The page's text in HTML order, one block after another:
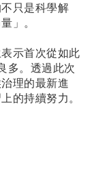
只是科學解
」。
示首次從如此
多。透過此次
理的最新進
的持續努力。